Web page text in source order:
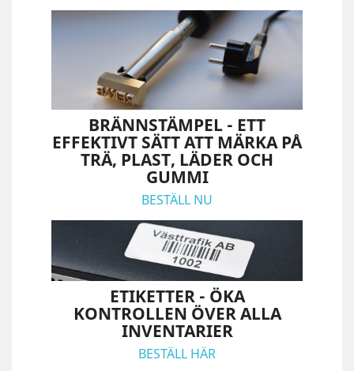
BRÄNNSTÄMPEL - ETT
EFFEKTIVT SÄTT ATT MÄRKA PÅ
TRÄ, PLAST, LÄDER OCH
GUMMI
BESTÄLL NU
ETIKETTER - ÖKA
KONTROLLEN ÖVER ALLA
INVENTARIER
BESTÄLL HÄR